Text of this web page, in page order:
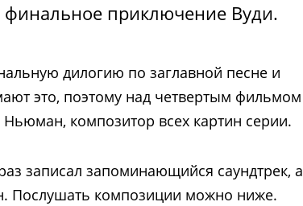
финальное приключение Вуди.
дилогию по заглавной песне и
это, поэтому над четвертым фильмом
композитор всех картин серии.
записал запоминающийся саундтрек, а
Послушать композиции можно ниже.